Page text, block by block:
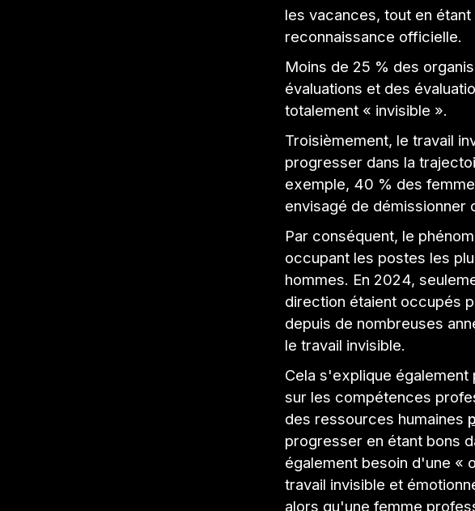
les vacances, tout en
reconnaissance officielle.
Moins de 25 % des
évaluations et des
totalement « invisible ».
Troisièmement, le travail
progresser dans la
exemple, 40 % des
envisagé de démissionner
Par conséquent, le
occupant les postes les
hommes. En 2024,
direction étaient occupés
depuis de nombreuses
le travail invisible.
Cela s'explique
sur les compétences
des ressources humaines
progresser en étant bons
également besoin d'une «
travail invisible et
alors qu'une femme